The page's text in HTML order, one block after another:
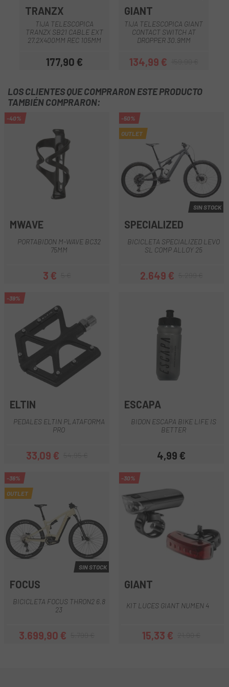
TRANZX
TIJA TELESCOPICA
TRANZX SB21 CABLE EXT
27.2X400MM REC 105MM
Precio
177,90 €
GIANT
TIJA TELESCOPICA GIANT
CONTACT SWITCH AT
DROPPER 30.9MM
Precio
134,99 €Precio regular
LOS CLIENTES QUE COMPRARON ESTE PRODUCTO
TAMBIÉN COMPRARON:
-40%
MWAVE
PORTABIDON M-WAVE BC32
75MM
Precio
3 €Precio regular
-50%
OUTLET
SIN STOCK
SPECIALIZED
BICICLETA SPECIALIZED LEVO
SL COMP ALLOY 25
Precio
2.649 €Precio regular
-39%
ELTIN
PEDALES ELTIN PLATAFORMA
PRO
Precio
33,09 €Precio regular
ESCAPA
BIDON ESCAPA BIKE LIFE IS
BETTER
Precio
4,99 €
-36%
OUTLET
SIN STOCK
FOCUS
BICICLETA FOCUS THRON2 6.8
23
Precio
3.699,90 €Precio regular
-30%
GIANT
KIT LUCES GIANT NUMEN 4
Precio
15,33 €Precio regular